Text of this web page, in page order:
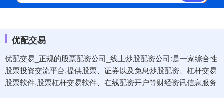
优配交易
优配交易_正规的股票配资公司_线上炒股配资公司:是一家综合性
股票投资交流平台,提供股票、证券以及免息炒股配资、杠杆交易
股票软件,股票杠杆交易软件、在线配资开户等财经资讯信息服务